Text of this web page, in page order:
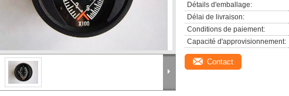
Détails d'emballage:
Délai de livraison:
Conditions de paiement:
Capacité d'approvisionnement:
Contact